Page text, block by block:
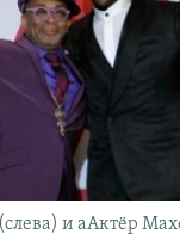
РАССЫЛКУ
и аАктёр